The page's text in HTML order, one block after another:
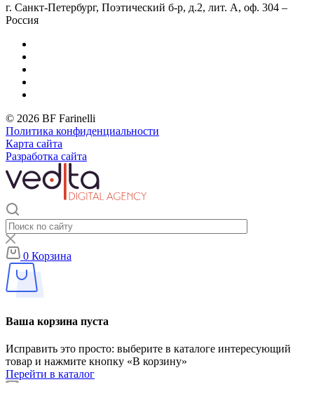
г. Санкт-Петербург, Поэтический б-р, д.2, лит. А, оф. 304 –
Россия
© 2026 BF Farinelli
Политика конфиденциальности
Карта сайта
Разработка сайта
0 Корзина
Ваша корзина пуста
Исправить это просто: выберите в каталоге интересующий
товар и нажмите кнопку «В корзину»
Перейти в каталог